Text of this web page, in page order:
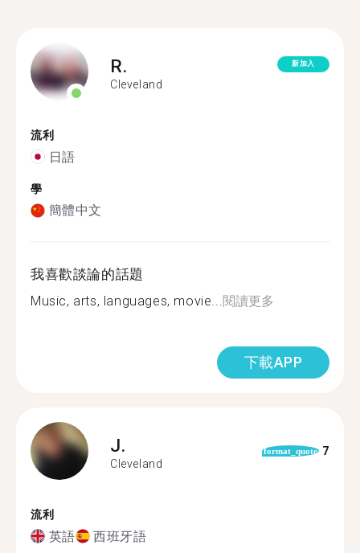
R.
Cleveland
新加入
流利
日語
學
簡體中文
我喜歡談論的話題
Music, arts, languages, movie...閱讀更多
下載APP
J.
Cleveland
format_quote 7
流利
英語 西班牙語